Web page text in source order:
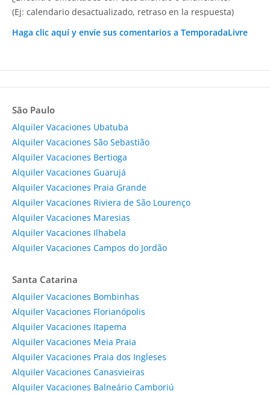
(Ej: calendario desactualizado, retraso en la respuesta)
Haga clic aquí y envíe sus comentarios a TemporadaLivre
São Paulo
Alquiler Vacaciones Ubatuba
Alquiler Vacaciones São Sebastião
Alquiler Vacaciones Bertioga
Alquiler Vacaciones Guarujá
Alquiler Vacaciones Praia Grande
Alquiler Vacaciones Riviera de São Lourenço
Alquiler Vacaciones Maresias
Alquiler Vacaciones Ilhabela
Alquiler Vacaciones Campos do Jordão
Santa Catarina
Alquiler Vacaciones Bombinhas
Alquiler Vacaciones Florianópolis
Alquiler Vacaciones Itapema
Alquiler Vacaciones Meia Praia
Alquiler Vacaciones Praia dos Ingleses
Alquiler Vacaciones Canasvieiras
Alquiler Vacaciones Balneário Camboriú